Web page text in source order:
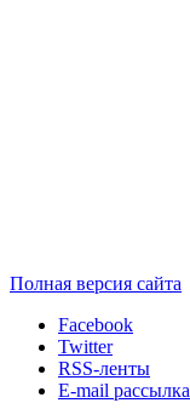
Полная версия сайта
Facebook
Twitter
RSS-ленты
E-mail рассылка